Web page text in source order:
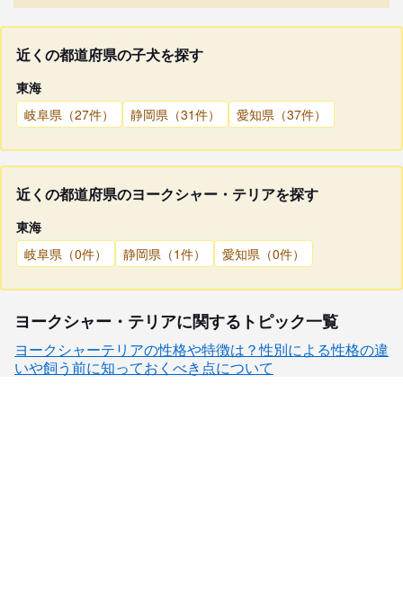
近くの都道府県の子犬を探す
東海
岐阜県（27件）
静岡県（31件） 愛知県（37件）
近くの都道府県のヨークシャー・テリアを探す
東海
岐阜県（0件）
静岡県（1件） 愛知県（0件）
ヨークシャー・テリアに関するトピック一覧
ヨークシャーテリアの性格や特徴は？性別による性格の違
いや飼う前に知っておくべき点について